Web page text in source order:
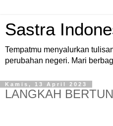
Sastra
Tempatmu menyalurkan
perubahan negeri. Mari
Kamis, 13 April 2023
LANGKAH